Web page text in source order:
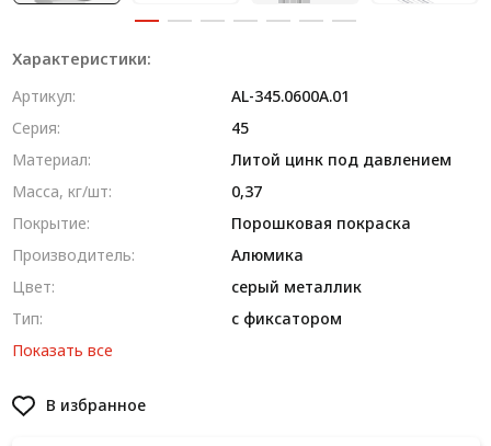
Характеристики:
Артикул:
AL-345.0600A.01
Серия:
45
Материал:
Литой цинк под давлением
Масса, кг/шт:
0,37
Покрытие:
Порошковая покраска
Производитель:
Алюмика
Цвет:
серый металлик
Тип:
с фиксатором
Показать все
В избранное